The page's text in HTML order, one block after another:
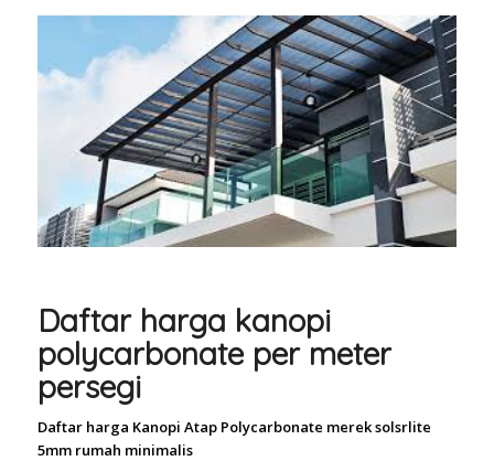
Daftar harga kanopi
polycarbonate per meter
persegi
Daftar harga Kanopi Atap Polycarbonate merek solsrlite
5mm rumah minimalis